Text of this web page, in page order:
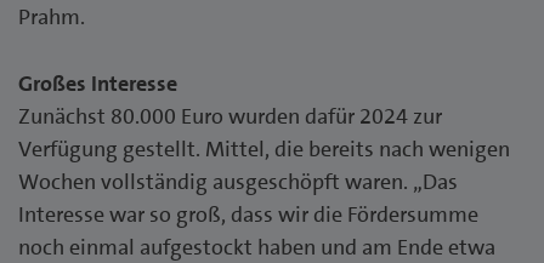
Prahm.
Großes Interesse
Zunächst 80.000 Euro wurden dafür 2024 zur
Verfügung gestellt. Mittel, die bereits nach wenigen
Wochen vollständig ausgeschöpft waren. „Das
Interesse war so groß, dass wir die Fördersumme
noch einmal aufgestockt haben und am Ende etwa